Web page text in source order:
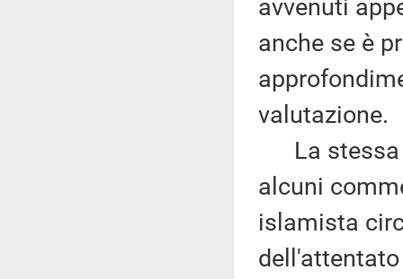
avvenuti
anche se è
valutazione.
La stessa
alcuni
islamista